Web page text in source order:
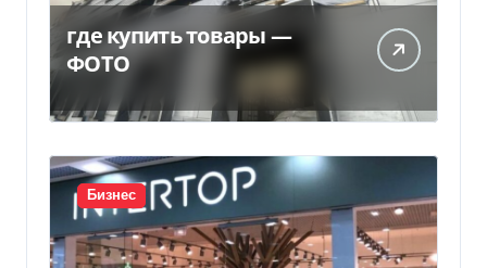
где купить товары —
ФОТО
Бизнес